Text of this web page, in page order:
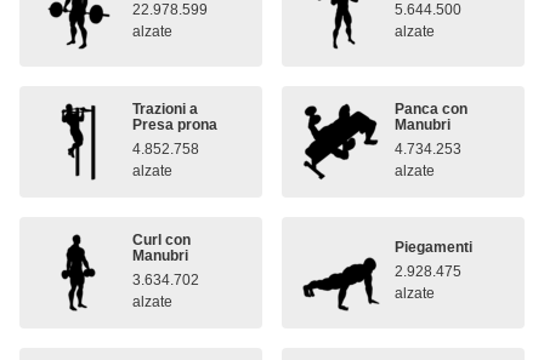
22.978.599
alzate
5.644.500
alzate
Trazioni a
Presa prona
4.852.758
alzate
Panca con
Manubri
4.734.253
alzate
Curl con
Manubri
3.634.702
alzate
Piegamenti
2.928.475
alzate